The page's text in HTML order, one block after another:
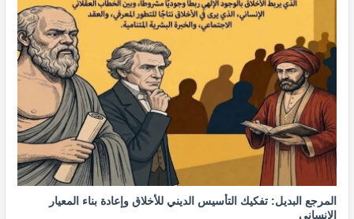
المرجع البديل: تفكيك التأسيس الديني للأخلاق وإعادة بناء المعيار
الإنساني